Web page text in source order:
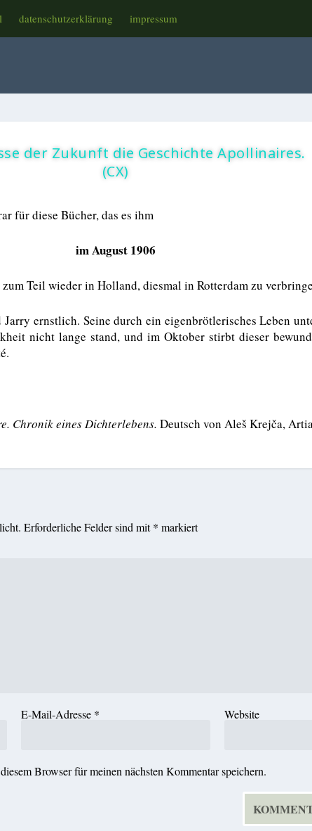
datenschutzerklärung impressum
der Zukunft die Geschichte Apollinaires.
(CX)
für diese Bücher, das es ihm
im August 1906
Teil wieder in Holland, diesmal in Rotterdam zu
ernstlich. Seine durch ein eigenbrötlerisches Leben
nicht lange stand, und im Oktober stirbt dieser
Chronik eines Dichterlebens. Deutsch von Aleš Krejča,
Erforderliche Felder sind mit* markiert
E-Mail-Adresse * Website
Browser für meinen nächsten Kommentar speichern.